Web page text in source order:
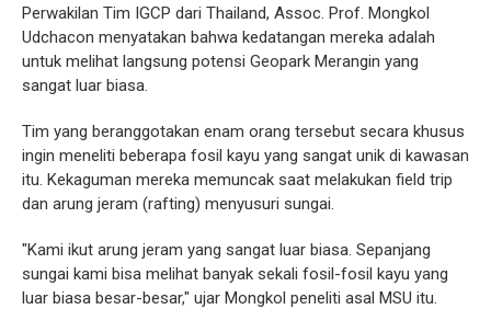
Perwakilan Tim IGCP dari Thailand, Assoc. Prof. Mongkol
Udchacon menyatakan bahwa kedatangan mereka adalah
untuk melihat langsung potensi Geopark Merangin yang
sangat luar biasa.
Tim yang beranggotakan enam orang tersebut secara khusus
ingin meneliti beberapa fosil kayu yang sangat unik di kawasan
itu. Kekaguman mereka memuncak saat melakukan field trip
dan arung jeram (rafting) menyusuri sungai.
"Kami ikut arung jeram yang sangat luar biasa. Sepanjang
sungai kami bisa melihat banyak sekali fosil-fosil kayu yang
luar biasa besar-besar," ujar Mongkol peneliti asal MSU itu.